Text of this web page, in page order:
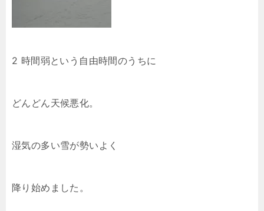
2 時間弱という自由時間のうちに
どんどん天候悪化。
湿気の多い雪が勢いよく
降り始めました。